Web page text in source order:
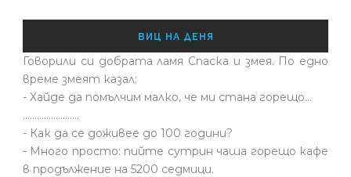
ВИЦ НА ДЕНЯ
Говорили си добрата ламя Спаска и змея. По едно
време змеят казал:
- Хайде да помълчим малко, че ми стана горещо...
........................
- Как да се доживее до 100 години?
- Много просто: пийте сутрин чаша горещо кафе
в продължение на 5200 седмици.